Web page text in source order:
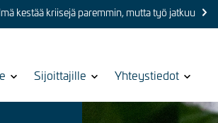
kestää kriisejä paremmin, mutta työ jatkuu
Show
for
Sijoittajille
Show
for
Yhteystiedot
Kuva